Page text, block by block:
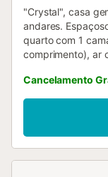
"Crystal", casa
andares.
quarto com 1
comprimento), ar
comprimento),
ar quente, saída
cm de
quente. Duche/
quente. No andar
Cancelamento